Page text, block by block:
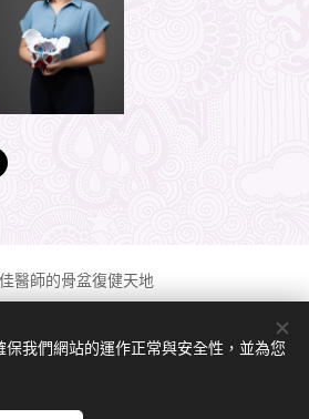
醫師的骨盆復健天地
提供技術支援 Cookies
語言
我們網站的運作正常與安全性，並為您